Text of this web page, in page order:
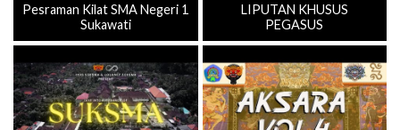
Pesraman Kilat SMA Negeri 1
Sukawati
LIPUTAN KHUSUS
PEGASUS